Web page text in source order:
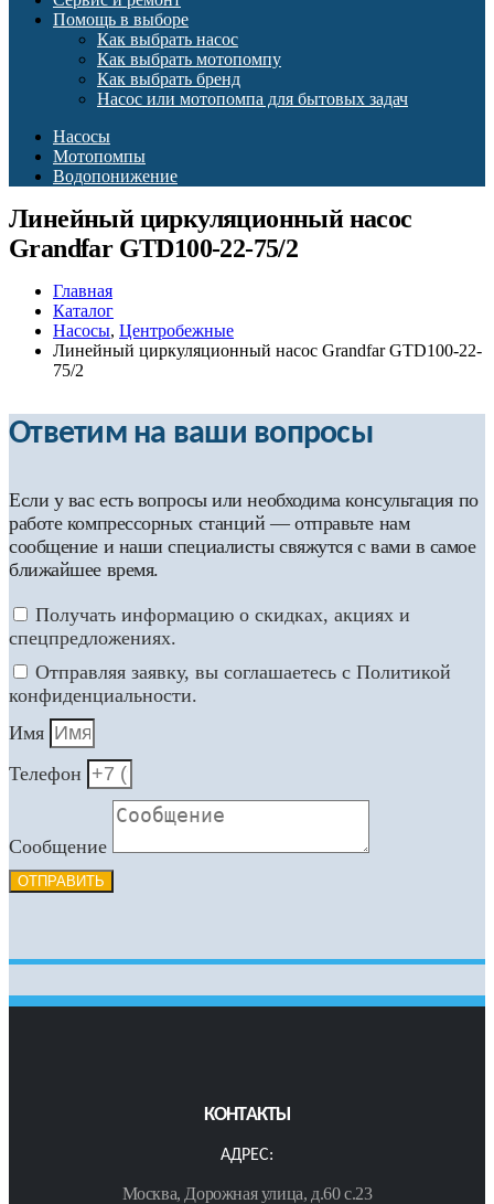
Помощь в выборе
Как выбрать насос
Как выбрать мотопомпу
Как выбрать бренд
Насос или мотопомпа для бытовых задач
Насосы
Мотопомпы
Водопонижение
Линейный циркуляционный насос
Grandfar GTD100-22-75/2
Главная
Каталог
Насосы, Центробежные
Линейный циркуляционный насос Grandfar GTD100-22-
75/2
Ответим на ваши вопросы
Если у вас есть вопросы или необходима консультация по
работе компрессорных станций — отправьте нам
сообщение и наши специалисты свяжутся с вами в самое
ближайшее время.
Получать информацию о скидках, акциях и
спецпредложениях.
Отправляя заявку, вы соглашаетесь с Политикой
конфиденциальности.
Имя
Телефон
Сообщение
ОТПРАВИТЬ
КОНТАКТЫ
АДРЕС:
Москва, Дорожная улица, д.60 с.23